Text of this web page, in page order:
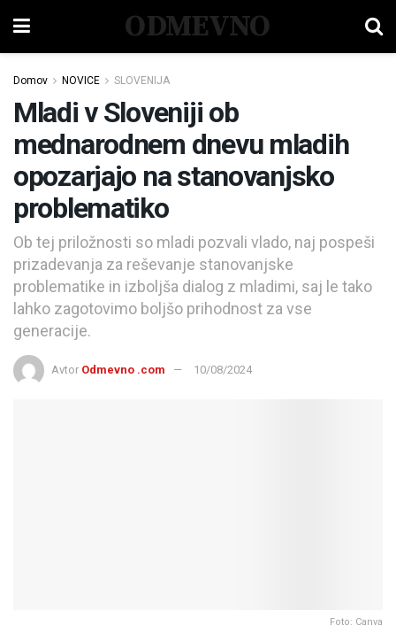
ODMEVNO
Domov NOVICE SLOVENIJA
Mladi v Sloveniji ob
mednarodnem dnevu mladih
opozarjajo na stanovanjsko
problematiko
Ob tej priložnosti so mladi pozvali vlado, naj pospeši
prizadevanja za reševanje stanovanjske
problematike in izboljša dialog z mladimi, saj le tako
lahko zagotovimo boljšo prihodnost za vse
generacije.
Avtor Odmevno .com 10/08/2024
Foto: Canva